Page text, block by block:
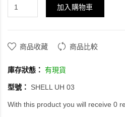
加入購物車
商品收藏 商品比較
庫存狀態： 有現貨
型號： SHELL UH 03
With this product you will receive 0